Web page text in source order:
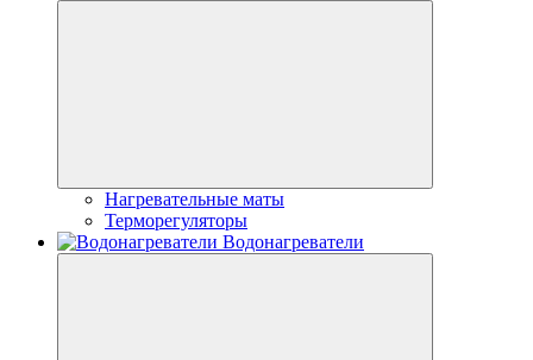
Нагревательные маты
Терморегуляторы
Водонагреватели